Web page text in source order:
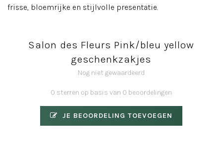
frisse, bloemrijke en stijlvolle presentatie.
Salon des Fleurs Pink/bleu yellow
geschenkzakjes
Nog niet gewaardeerd
0 sterren op basis van 0 beoordelingen
JE BEOORDELING TOEVOEGEN